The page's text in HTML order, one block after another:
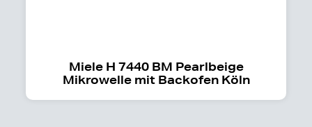
Miele H 7440 BM Pearlbeige
Mikrowelle mit Backofen Köln